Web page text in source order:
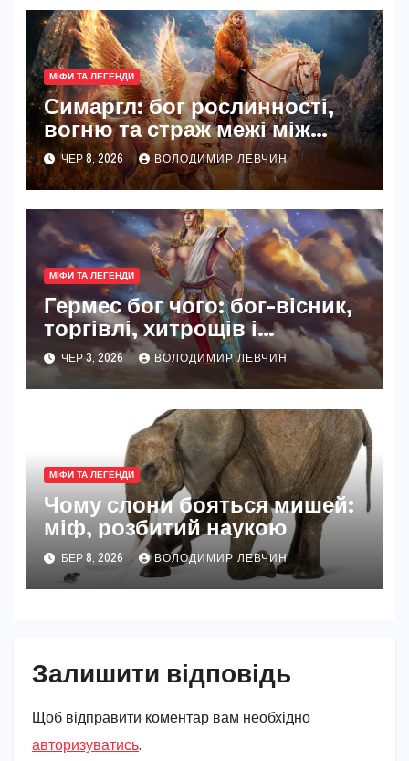
МІФИ ТА ЛЕГЕНДИ
Симаргл: бог рослинності,
вогню та страж межі між
світами
ЧЕР 8, 2026 ВОЛОДИМИР ЛЕВЧИН
МІФИ ТА ЛЕГЕНДИ
Гермес бог чого: бог-вісник,
торгівлі, хитрощів і
переходів між світами
ЧЕР 3, 2026 ВОЛОДИМИР ЛЕВЧИН
МІФИ ТА ЛЕГЕНДИ
Чому слони бояться мишей:
міф, розбитий наукою
БЕР 8, 2026 ВОЛОДИМИР ЛЕВЧИН
Залишити відповідь
Щоб відправити коментар вам необхідно
авторизуватись.